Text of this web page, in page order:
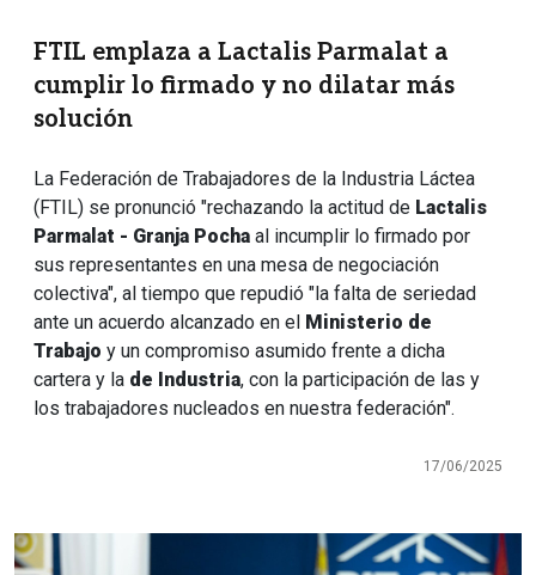
FTIL emplaza a Lactalis Parmalat a
cumplir lo firmado y no dilatar más
solución
La Federación de Trabajadores de la Industria Láctea
(FTIL) se pronunció "rechazando la actitud de Lactalis
Parmalat - Granja Pocha al incumplir lo firmado por
sus representantes en una mesa de negociación
colectiva", al tiempo que repudió "la falta de seriedad
ante un acuerdo alcanzado en el Ministerio de
Trabajo y un compromiso asumido frente a dicha
cartera y la de Industria, con la participación de las y
los trabajadores nucleados en nuestra federación".
17/06/2025
Imagen